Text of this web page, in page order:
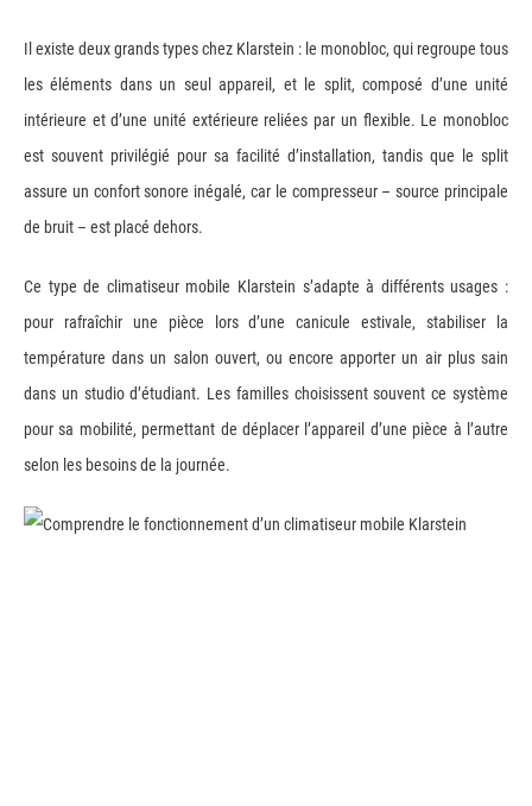
Il existe deux grands types chez Klarstein : le monobloc, qui regroupe tous
les éléments dans un seul appareil, et le split, composé d’une unité
intérieure et d’une unité extérieure reliées par un flexible. Le monobloc
est souvent privilégié pour sa facilité d’installation, tandis que le split
assure un confort sonore inégalé, car le compresseur – source principale
de bruit – est placé dehors.
Ce type de climatiseur mobile Klarstein s’adapte à différents usages :
pour rafraîchir une pièce lors d’une canicule estivale, stabiliser la
température dans un salon ouvert, ou encore apporter un air plus sain
dans un studio d’étudiant. Les familles choisissent souvent ce système
pour sa mobilité, permettant de déplacer l’appareil d’une pièce à l’autre
selon les besoins de la journée.